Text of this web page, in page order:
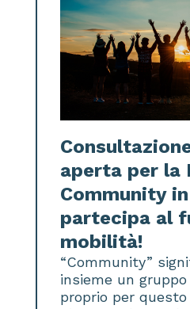
aperta per la
Community
partecipa al
mobilità!
“Community”
insieme un gruppo
proprio per